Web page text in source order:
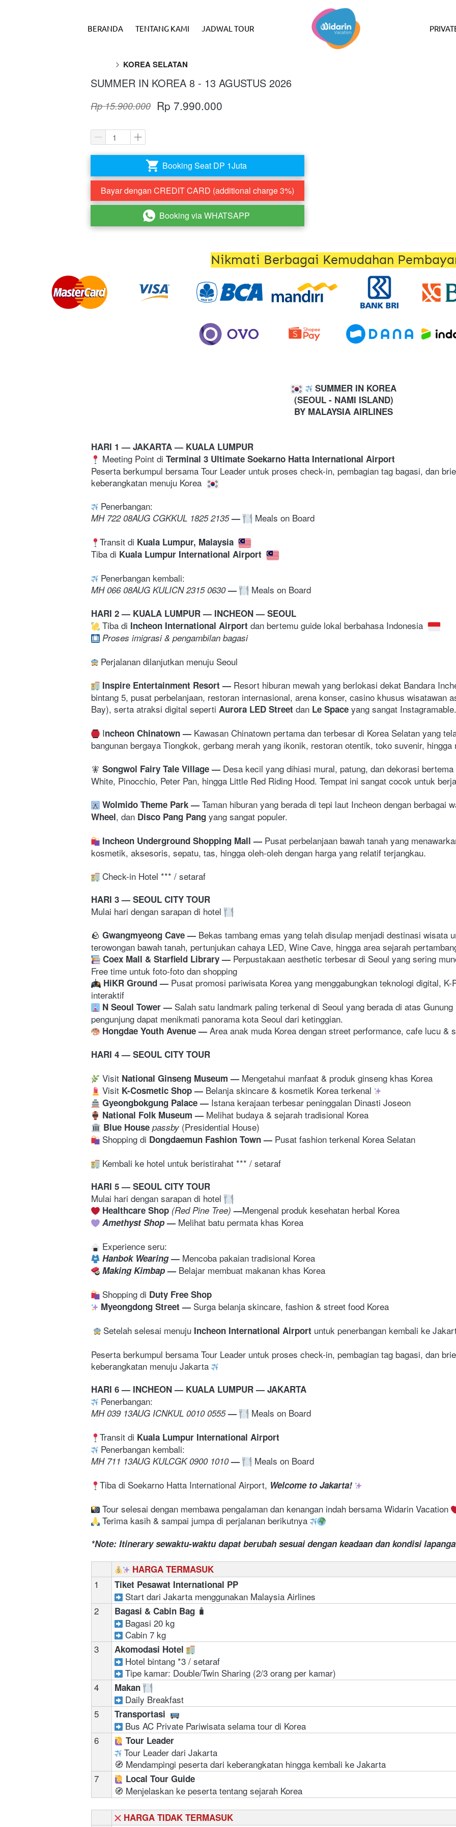
BERANDA TENTANG KAMI JADWAL TOUR
KOREA SELATAN
SUMMER IN KOREA 8 - 13 AGUSTUS 2026
Rp 15.900.000 Rp 7.990.000
` Booking Seat DP 1Juta
`Bayar dengan CREDIT CARD (additional charge 3%)
` Booking via WHATSAPP
Nikmati Berbagai Kemudahan
SUMMER IN KOREA
(SEOUL - NAMI ISLAND)
BY MALAYSIA AIRLINES
HARI 1 — JAKARTA — KUALA LUMPUR
Meeting Point di Terminal 3 Ultimate Soekarno Hatta International Airport
Peserta berkumpul bersama Tour Leader untuk proses check-in, pembagian tag bagasi, dan
keberangkatan menuju Korea
Penerbangan:
MH 722 08AUG CGKKUL 1825 2135 —
Meals on Board
Transit di Kuala Lumpur, Malaysia
Tiba di Kuala Lumpur International Airport
Penerbangan kembali:
MH 066 08AUG KULICN 2315 0630 — Meals on Board
HARI 2 — KUALA LUMPUR — INCHEON — SEOUL
Tiba di Incheon International Airport dan bertemu guide lokal berbahasa Indonesia
Proses imigrasi & pengambilan bagasi
Perjalanan dilanjutkan menuju Seoul
Inspire Entertainment Resort — Resort hiburan mewah yang berlokasi dekat Bandara
bintang 5, pusat perbelanjaan, restoran internasional, arena konser, casino khusus wisatawan
Bay), serta atraksi digital seperti Aurora LED Street dan Le Space yang sangat
Incheon Chinatown — Kawasan Chinatown pertama dan terbesar di Korea Selatan yang
bangunan bergaya Tiongkok, gerbang merah yang ikonik, restoran otentik, toko suvenir,
🧚 Songwol Fairy Tale Village — Desa kecil yang dihiasi mural, patung, dan dekorasi
White, Pinocchio, Peter Pan, hingga Little Red Riding Hood. Tempat ini sangat cocok untuk
Wolmido Theme Park — Taman hiburan yang berada di tepi laut Incheon dengan berbagai
Wheel, dan Disco Pang Pang yang sangat populer.
Incheon Underground Shopping Mall — Pusat perbelanjaan bawah tanah yang
kosmetik, aksesoris, sepatu, tas, hingga oleh-oleh dengan harga yang relatif terjangkau.
Check-in Hotel *** / setaraf
HARI 3 — SEOUL CITY TOUR
Mulai hari dengan sarapan di hotel
🪨 Gwangmyeong Cave — Bekas tambang emas yang telah disulap menjadi destinasi wisata
terowongan bawah tanah, pertunjukan cahaya LED, Wine Cave, hingga area sejarah
Coex Mall & Starfield Library — Perpustakaan aesthetic terbesar di Seoul yang sering
Free time untuk foto-foto dan shopping
HiKR Ground — Pusat promosi pariwisata Korea yang menggabungkan teknologi digital,
interaktif
N Seoul Tower — Salah satu landmark paling terkenal di Seoul yang berada di atas
pengunjung dapat menikmati panorama kota Seoul dari ketinggian.
Hongdae Youth Avenue — Area anak muda Korea dengan street performance, cafe lucu &
HARI 4 — SEOUL CITY TOUR
Visit National Ginseng Museum — Mengetahui manfaat & produk ginseng khas Korea
Visit K-Cosmetic Shop — Belanja skincare & kosmetik Korea terkenal
Gyeongbokgung Palace — Istana kerajaan terbesar peninggalan Dinasti Joseon
National Folk Museum — Melihat budaya & sejarah tradisional Korea
Blue House passby (Presidential House)
Shopping di Dongdaemun Fashion Town — Pusat fashion terkenal Korea Selatan
Kembali ke hotel untuk beristirahat *** / setaraf
HARI 5 — SEOUL CITY TOUR
Mulai hari dengan sarapan di hotel
Healthcare Shop (Red Pine Tree) —Mengenal produk kesehatan herbal Korea
Amethyst Shop — Melihat batu permata khas Korea
Experience seru:
Hanbok Wearing — Mencoba pakaian tradisional Korea
Making Kimbap — Belajar membuat makanan khas Korea
Shopping di Duty Free Shop
Myeongdong Street — Surga belanja skincare, fashion & street food Korea
Setelah selesai menuju Incheon International Airport untuk penerbangan kembali ke
Peserta berkumpul bersama Tour Leader untuk proses check-in, pembagian tag bagasi, dan
keberangkatan menuju Jakarta
HARI 6 — INCHEON — KUALA LUMPUR — JAKARTA
Penerbangan:
MH 039 13AUG ICNKUL 0010 0555 —
Meals on Board
Transit di Kuala Lumpur International Airport
Penerbangan kembali:
MH 711 13AUG KULCGK 0900 1010 —
Meals on Board
Tiba di Soekarno Hatta International Airport, Welcome to Jakarta!
Tour selesai dengan membawa pengalaman dan kenangan indah bersama Widarin Vacation
Terima kasih & sampai jumpa di perjalanan berikutnya
*Note: Itinerary sewaktu-waktu dapat berubah sesuai dengan keadaan dan kondisi
HARGA TERMASUK
1 Tiket Pesawat International PP
Start dari Jakarta menggunakan Malaysia Airlines
2
Bagasi & Cabin Bag 🧳
Bagasi 20 kg
Cabin 7 kg
3
Akomodasi Hotel
Hotel bintang *3 / setaraf
Tipe kamar: Double/Twin Sharing (2/3 orang per kamar)
4
Makan
Daily Breakfast
5
Transportasi
Bus AC Private Pariwisata selama tour di Korea
6
Tour Leader
Tour Leader dari Jakarta
🧭 Mendampingi peserta dari keberangkatan hingga kembali ke Jakarta
7
Local Tour Guide
🧭 Menjelaskan ke peserta tentang sejarah Korea
HARGA TIDAK TERMASUK